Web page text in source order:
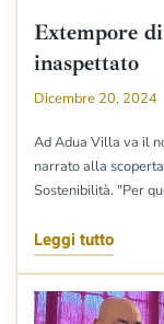
Extempore
inaspettato
Dicembre 20, 2024
Ad Adua Villa va il
narrato alla
Sostenibilità. "Per
Leggi tutto